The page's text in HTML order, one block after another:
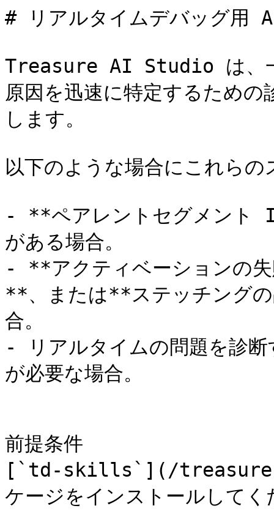
# リアルタイムデバッグ用
Treasure AI Studio は、一
原因を迅速に特定するため
します。
以下のような場合にこれら
- **ペアレントセグメント
がある場合。
- **アクティベーションの
**、または**ステッチング
合。
- リアルタイムの問題を診断
が必要な場合。
前提条件
[`td-skills`](/
ケージをインストールしてく